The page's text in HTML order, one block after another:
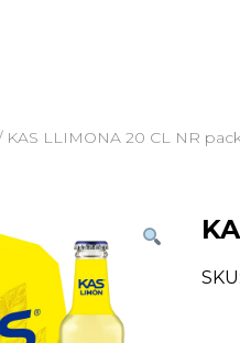
KAS LLIMONA 20 CL NR
SKU: